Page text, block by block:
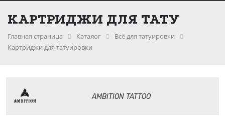
КАРТРИДЖИ ДЛЯ ТАТУ
Главная страница Каталог
Всё для татуировки
Картриджи для татуировки
AMBITION TATTOO